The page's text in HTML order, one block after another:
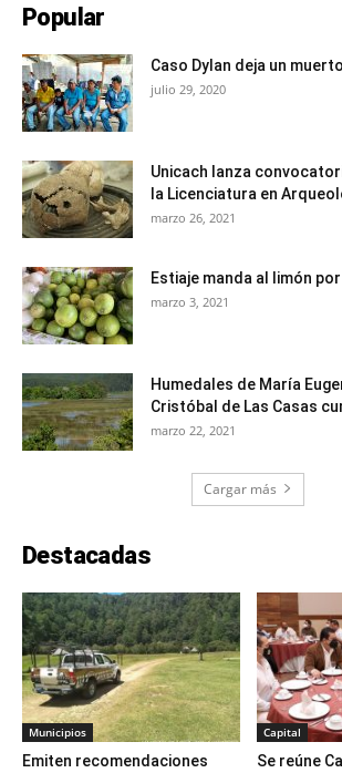
Popular
Caso Dylan deja un muerto
julio 29, 2020
Unicach lanza
la Licenciatura en
marzo 26, 2021
Estiaje manda al limón
marzo 3, 2021
Humedales de María
Cristóbal de Las Casas
marzo 22, 2021
Cargar más
Destacadas
Municipios
Emiten recomendaciones
Capital
Se reúne